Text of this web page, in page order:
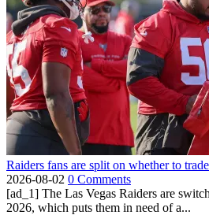
Raiders fans are split on whether to
2026-08-02 0 Comments
[ad_1] The Las Vegas Raiders are
2026, which puts them in need of a...